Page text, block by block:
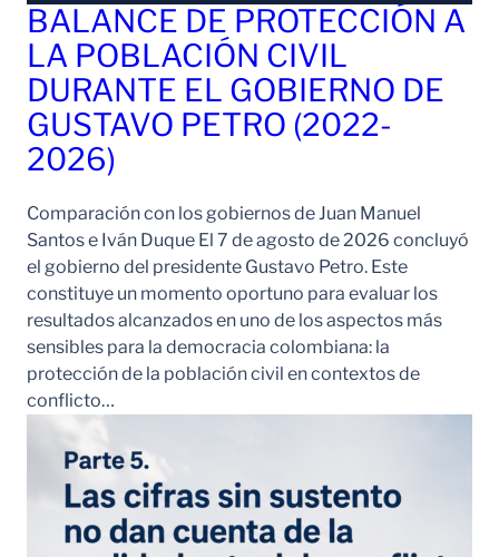
BALANCE DE PROTECCIÓN A
LA POBLACIÓN CIVIL
DURANTE EL GOBIERNO DE
GUSTAVO PETRO (2022-
2026)
Comparación con los gobiernos de Juan Manuel
Santos e Iván Duque El 7 de agosto de 2026 concluyó
el gobierno del presidente Gustavo Petro. Este
constituye un momento oportuno para evaluar los
resultados alcanzados en uno de los aspectos más
sensibles para la democracia colombiana: la
protección de la población civil en contextos de
conflicto…